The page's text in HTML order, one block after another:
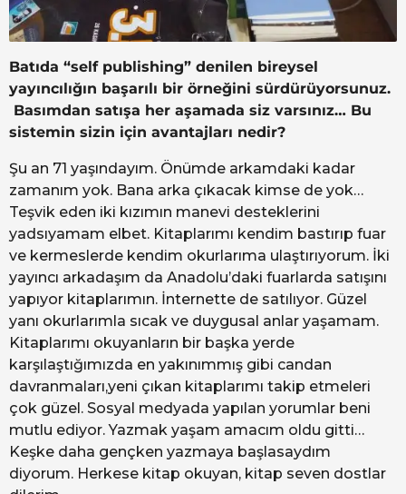
Batıda “self publishing” denilen bireysel
yayıncılığın başarılı bir örneğini sürdürüyorsunuz.
Basımdan satışa her aşamada siz varsınız… Bu
sistemin sizin için avantajları nedir?
Şu an 71 yaşındayım. Önümde arkamdaki kadar
zamanım yok. Bana arka çıkacak kimse de yok…
Teşvik eden iki kızımın manevi desteklerini
yadsıyamam elbet. Kitaplarımı kendim bastırıp fuar
ve kermeslerde kendim okurlarıma ulaştırıyorum. İki
yayıncı arkadaşım da Anadolu’daki fuarlarda satışını
yapıyor kitaplarımın. İnternette de satılıyor. Güzel
yanı okurlarımla sıcak ve duygusal anlar yaşamam.
Kitaplarımı okuyanların bir başka yerde
karşılaştığımızda en yakınımmış gibi candan
davranmaları,yeni çıkan kitaplarımı takip etmeleri
çok güzel. Sosyal medyada yapılan yorumlar beni
mutlu ediyor. Yazmak yaşam amacım oldu gitti…
Keşke daha gençken yazmaya başlasaydım
diyorum. Herkese kitap okuyan, kitap seven dostlar